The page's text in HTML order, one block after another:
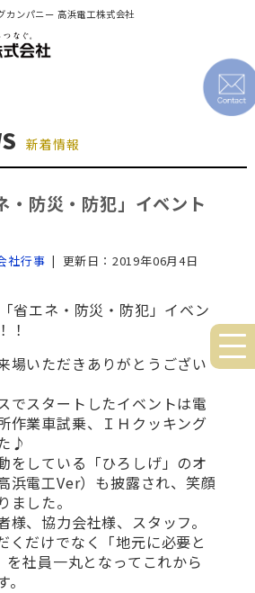
カンパニー 高浜電工株式会社
新着情報
・防災・防犯」イベント
社行事 | 更新日：2019年06月4日
エネ・防災・防犯」イベン
！
場いただきありがとうござい
でスタートしたイベントは電
作業車試乗、ＩＨクッキング
♪
をしている「ひろしげ」のオ
浜電工Ver）も披露され、笑顔
ました。
様、協力会社様、スタッフ。
くだけでなく「地元に必要と
社員一丸となってこれから